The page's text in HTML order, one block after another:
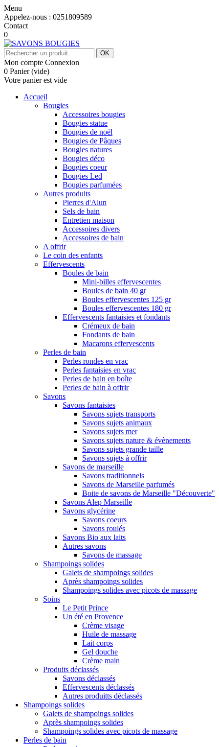
Menu
Appelez-nous : 0251809589
Contact
0
OK
Mon compte Connexion
0 Panier (vide)
Votre panier est vide
Accueil
Bougies
Accessoires bougies
Bougies statue
Bougies de noël
Bougies de Pâques
Bougies natures
Bougies déco
Bougies coeur
Bougies Led
Bougies parfumées
Autres produits
Pierres d'Alun
Sels de bain
Entretien maison
Accessoires divers
Accessoires de bain
A offrir
Le coin des enfants
Effervescents
Boules de bain
Mini-billes effervescentes
Boules de bain 40 gr
Boules effervescentes 125 gr
Boules effervescentes 180 gr
Effervescents fantaisies et fondants
Crémeux de bain
Fondants de bain
Macarons effervescents
Perles de bain
Perles rondes en vrac
Perles fantaisies en vrac
Perles de bain en boîte
Perles de bain à offrir
Savons
Savons fantaisies
Savons sujets transports
Savons sujets animaux
Savons sujets mer
Savons sujets nature & évènements
Savons sujets grande taille
Savons sujets à offrir
Savons de marseille
Savons traditionnels
Savons de Marseille parfumés
Boite de savons de Marseille "Découverte"
Savons Alep Marseille
Savons glycérine
Savons coeurs
Savons roulés
Savons Bio aux laits
Autres savons
Savons de massage
Shampoings solides
Galets de shampoings solides
Après shampoings solides
Shampoings solides avec picots de massage
Soins
Le Petit Prince
Un été en Provence
Crème visage
Huile de massage
Lait corps
Gel douche
Crème main
Produits déclassés
Savons déclassés
Effervescents déclassés
Autres produitts déclassés
Shampoings solides
Galets de shampoings solides
Après shampoings solides
Shampoings solides avec picots de massage
Perles de bain